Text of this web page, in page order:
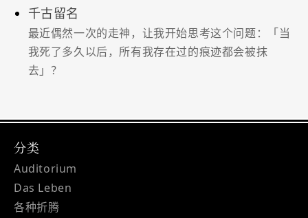
千古留名
最近偶然一次的走神，让我开始思考这个问题：「当
我死了多久以后，所有我存在过的痕迹都会被抹
去」？
分类
Auditorium
Das Leben
各种折腾